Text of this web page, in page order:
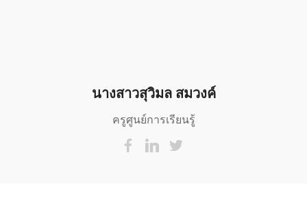
นางสาวสุวิมล สมวงค์
ครูศูนย์การเรียนรู้